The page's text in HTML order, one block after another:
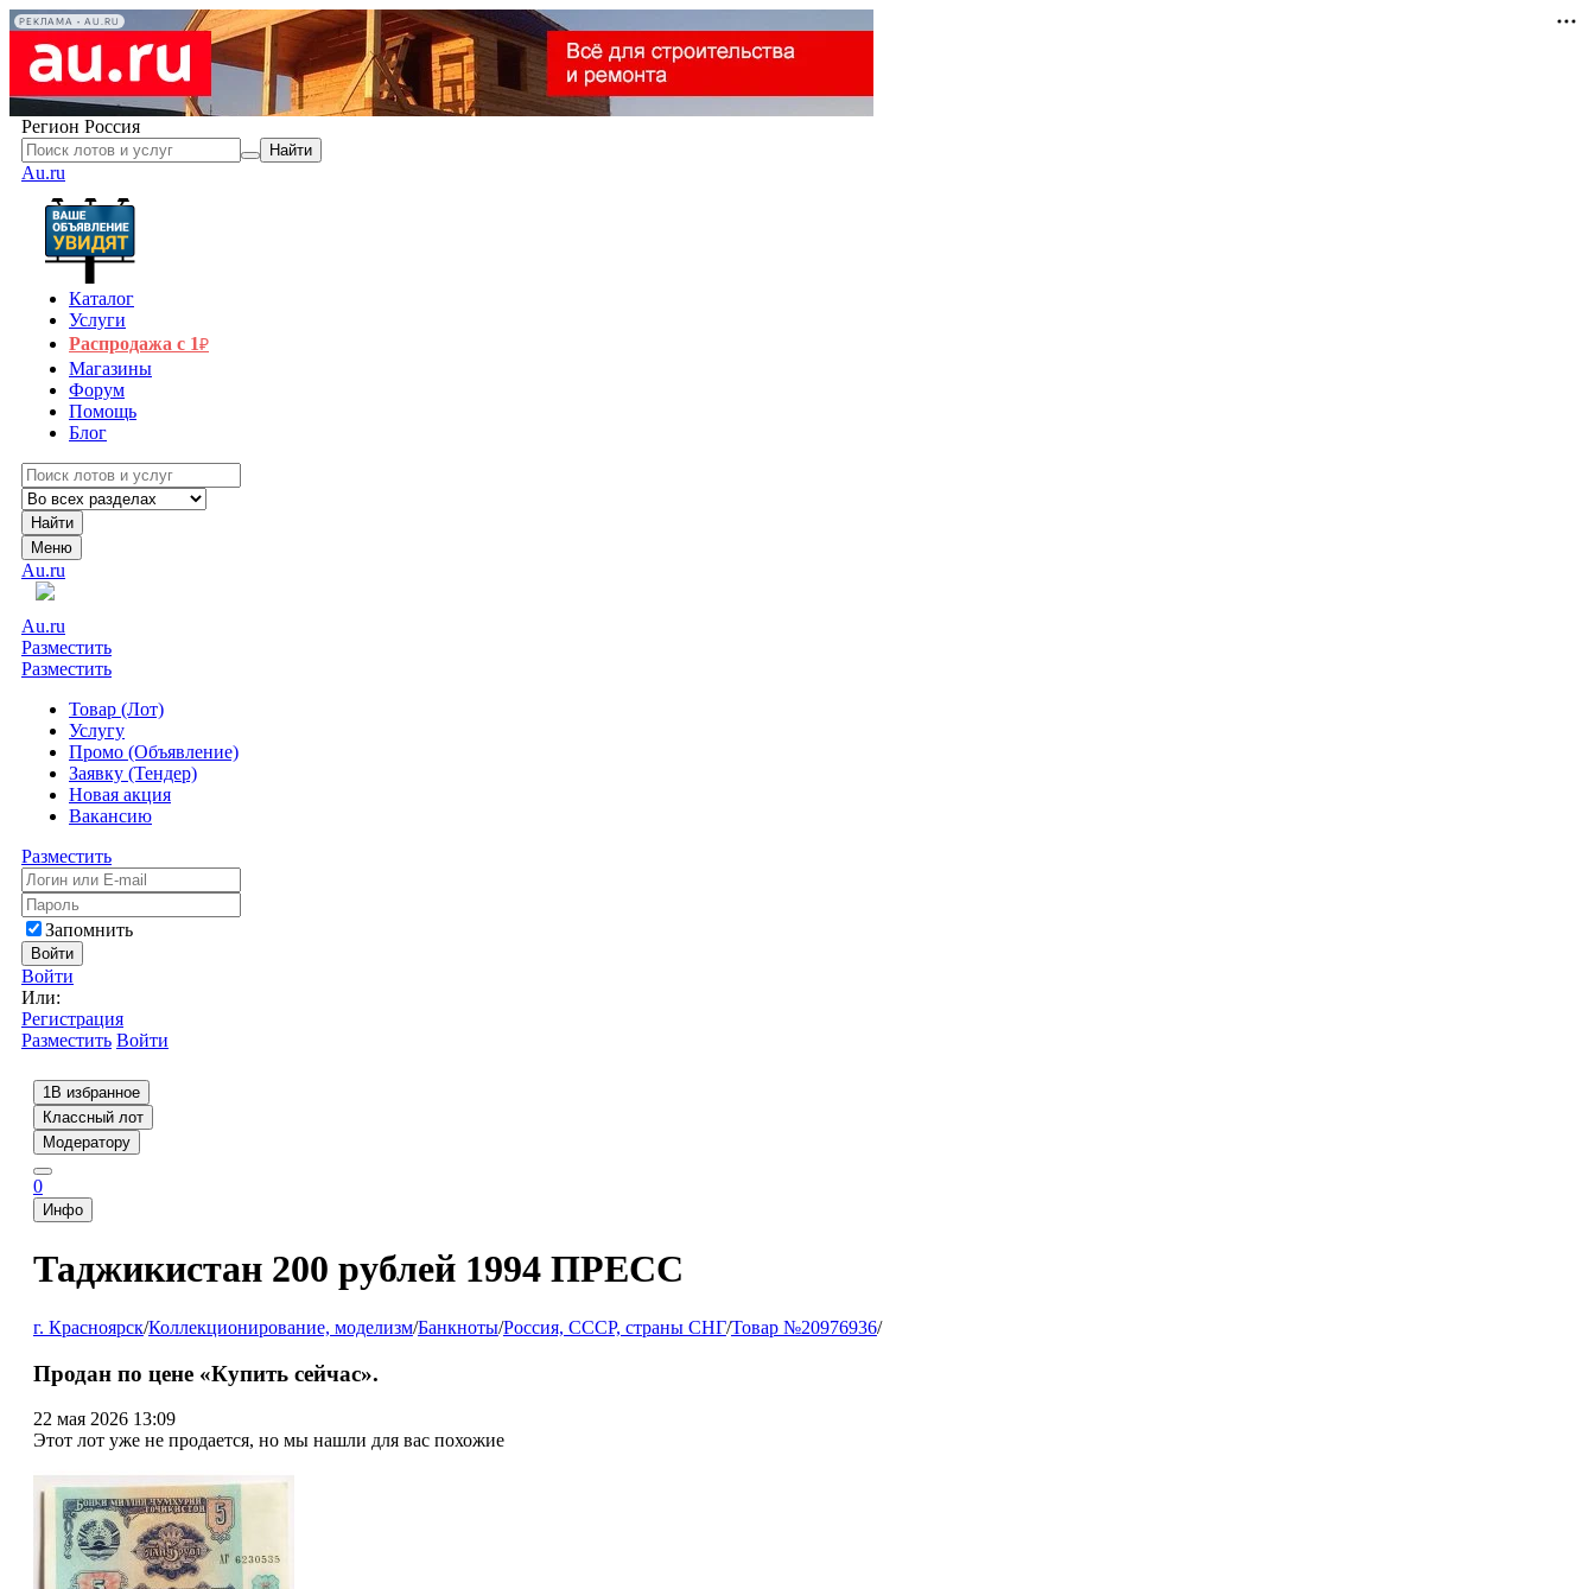
РЕКЛАМА • AU.RU
Регион Россия
Найти
Au.ru
Каталог
Услуги
Распродажа с 1₽
Магазины
Форум
Помощь
Блог
Найти
Меню
Au.ru
Au.ru
Разместить
Разместить
Товар (Лот)
Услугу
Промо (Объявление)
Заявку (Тендер)
Новая акция
Вакансию
Разместить
Запомнить
Войти
Войти
Или:
Регистрация
Разместить Войти
1В избранное
Классный лот
Модератору
0
Инфо
Таджикистан 200 рублей 1994 ПРЕСС
г. Красноярск/Коллекционирование, моделизм/Банкноты/Россия, СССР, страны СНГ/Товар №20976936/
Продан по цене «Купить сейчас».
22 мая 2026 13:09
Этот лот уже не продается, но мы нашли для вас похожие